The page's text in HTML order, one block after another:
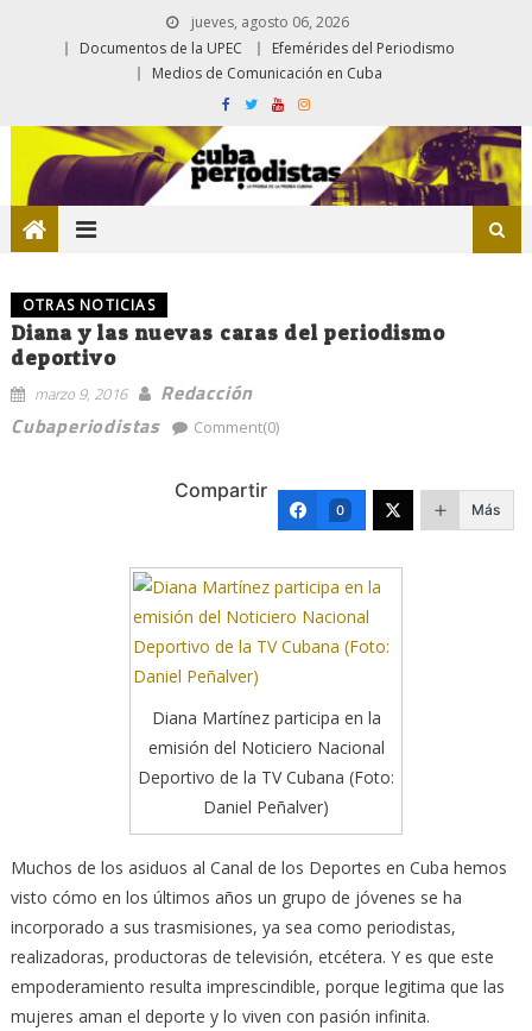
jueves, agosto 06, 2026
Documentos de la UPEC
Efemérides del Periodismo
Medios de Comunicación en Cuba
OTRAS NOTICIAS
Diana y las nuevas caras del periodismo
deportivo
marzo 9, 2016
Redacción
Cubaperiodistas
Comment(0)
Compartir
0 Más
Diana Martínez participa en la
emisión del Noticiero Nacional
Deportivo de la TV Cubana (Foto:
Daniel Peñalver)
Muchos de los asiduos al Canal de los Deportes en Cuba hemos
visto cómo en los últimos años un grupo de jóvenes se ha
incorporado a sus trasmisiones, ya sea como periodistas,
realizadoras, productoras de televisión, etcétera. Y es que este
empoderamiento resulta imprescindible, porque legitima que las
mujeres aman el deporte y lo viven con pasión infinita.